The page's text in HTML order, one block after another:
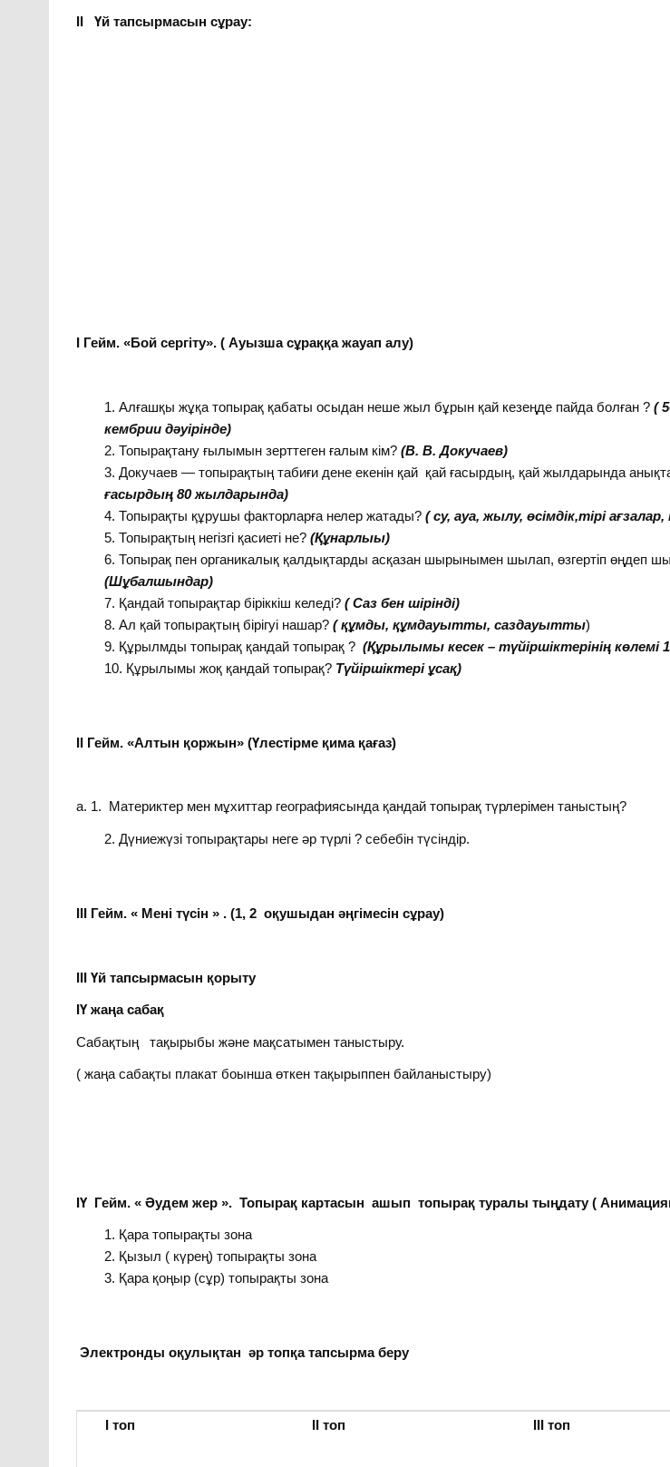
ІІ Үй тапсырмасын сұрау:
І Гейм. «Бой сергіту». ( Ауызша сұраққа жауап алу)
Алғашқы жұқа топырақ қабаты осыдан неше жыл бұрын қай кезеңде пайда болған ? (
кембрии дәуірінде)
Топырақтану ғылымын зерттеген ғалым кім? (В. В. Докучаев)
Докучаев — топырақтың табиғи дене екенін қай қай ғасырдың, қай жылдарында
ғасырдың 80 жылдарында)
Топырақты құрушы факторларға нелер жатады? ( су, ауа, жылу, өсімдік,тірі
Топырақтың негізгі қасиеті не? (Құнарлыы)
Топырақ пен органикалық қалдықтарды асқазан шырынымен шылап, өзгертіп өңдеп
(Шұбалшындар)
Қандай топырақтар біріккіш келеді? ( Саз бен шірінді)
Ал қай топырақтың бірігуі нашар? ( құмды, құмдауытты, саздауытты)
Құрылмды топырақ қандай топырақ ? (Құрылымы кесек – түйіршіктерінің көлемі
Құрылымы жоқ қандай топырақ? Түйіршіктері ұсақ)
ІІ Гейм. «Алтын қоржын» (Үлестірме қима қағаз)
а. 1. Материктер мен мұхиттар географиясында қандай топырақ түрлерімен таныстың?
Дүниежүзі топырақтары неге әр түрлі ? себебін түсіндір.
ІІІ Гейм. « Мені түсін » . (1, 2 оқушыдан әңгімесін сұрау)
ІІІ Үй тапсырмасын қорыту
ІҮ жаңа сабақ
Сабақтың тақырыбы және мақсатымен таныстыру.
( жаңа сабақты плакат боынша өткен тақырыппен байланыстыру)
ІҮ Гейм. « Әудем жер ». Топырақ картасын ашып топырақ туралы тыңдату (
Қара топырақты зона
Қызыл ( күрең) топырақты зона
Қара қоңыр (сұр) топырақты зона
Электронды оқулықтан әр топқа тапсырма беру
І топ ІІ топ ІІІ топ